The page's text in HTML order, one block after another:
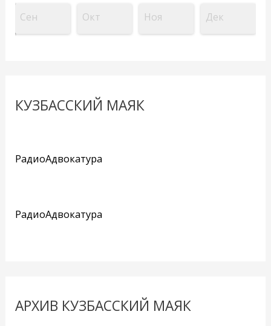
Сен Окт Ноя Дек
КУЗБАССКИЙ МАЯК
РадиоАдвокатура
РадиоАдвокатура
АРХИВ КУЗБАССКИЙ МАЯК